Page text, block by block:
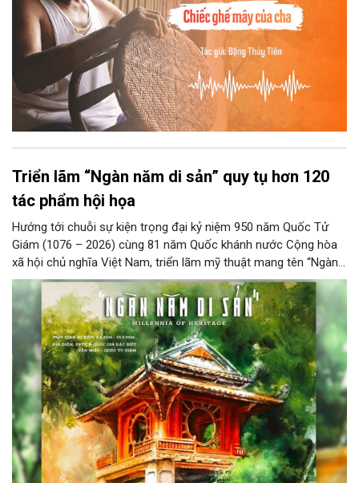
Triển lãm “Ngàn năm di sản” quy tụ hơn 120
tác phẩm hội họa
Hướng tới chuỗi sự kiện trọng đại kỷ niệm 950 năm Quốc Tử
Giám (1076 – 2026) cùng 81 năm Quốc khánh nước Cộng hòa
xã hội chủ nghĩa Việt Nam, triển lãm mỹ thuật mang tên “Ngàn
năm di sản” sẽ chính thức khai mạc vào ngày 8/8 tại Nhà Thái
Học, Di tích Quốc gia đặc biệt Văn Miếu – Quốc Tử Giám. Sự
kiện kéo dài đến ngày 25/9/2026 hứa hẹn trở thành điểm đến
văn hóa đầy sức hút, góp phần làm phong phú đời sống nghệ
thuật của Thủ đô trong mùa thu này.